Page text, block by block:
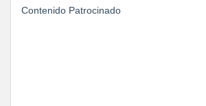
Contenido Patrocinado